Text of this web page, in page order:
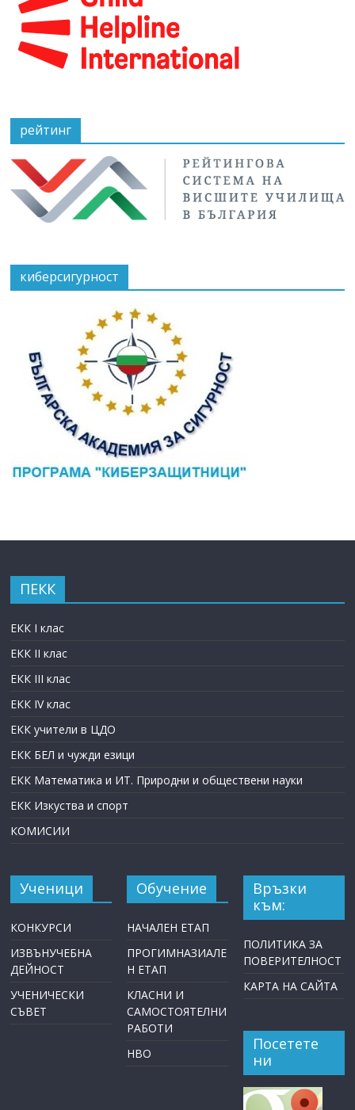
рейтинг
киберсигурност
ПЕКК
ЕКК I клас
ЕКК II клас
ЕКК III клас
ЕКК IV клас
ЕКК учители в ЦДО
ЕКК БЕЛ и чужди езици
ЕКК Математика и ИТ. Природни и обществени науки
ЕКК Изкуства и спорт
КОМИСИИ
Ученици
КОНКУРСИ
ИЗВЪНУЧЕБНА
ДЕЙНОСТ
УЧЕНИЧЕСКИ
СЪВЕТ
Обучение
НАЧАЛЕН ЕТАП
ПРОГИМНАЗИАЛЕ
Н ЕТАП
КЛАСНИ И
САМОСТОЯТЕЛНИ
РАБОТИ
НВО
Връзки
към:
ПОЛИТИКА ЗА
ПОВЕРИТЕЛНОСТ
КАРТА НА САЙТА
Посетете
ни